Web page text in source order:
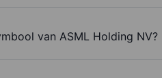
van ASML Holding NV?